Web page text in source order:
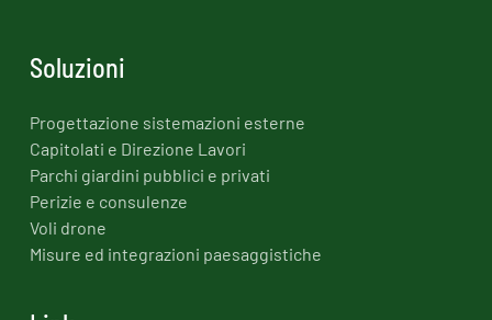
Soluzioni
Progettazione sistemazioni esterne
Capitolati e Direzione Lavori
Parchi giardini pubblici e privati
Perizie e consulenze
Voli drone
Misure ed integrazioni paesaggistiche